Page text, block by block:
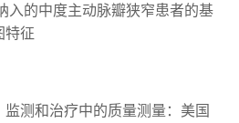
入的中度主动脉瓣狭窄患者的基
特征
测和治疗中的质量测量：美国